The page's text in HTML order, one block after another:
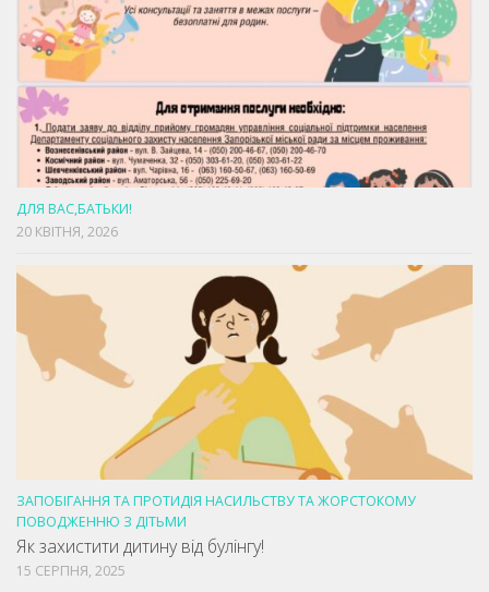
ДЛЯ ВАС,БАТЬКИ!
20 КВІТНЯ, 2026
ЗАПОБІГАННЯ ТА ПРОТИДІЯ НАСИЛЬСТВУ ТА ЖОРСТОКОМУ
ПОВОДЖЕННЮ З ДІТЬМИ
Як захистити дитину від булінгу!
15 СЕРПНЯ, 2025